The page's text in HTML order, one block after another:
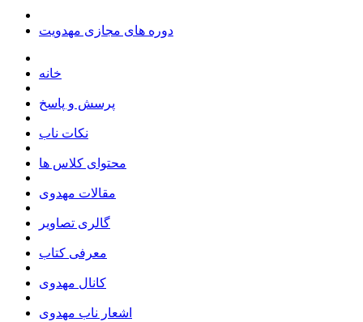
دوره های مجازی مهدویت
خانه
پرسش و پاسخ
نکات ناب
محتوای کلاس ها
مقالات مهدوی
گالری تصاویر
معرفی کتاب
کانال مهدوی
اشعار ناب مهدوی